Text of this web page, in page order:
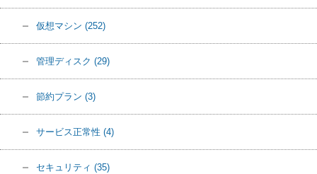
仮想マシン (252)
管理ディスク (29)
節約プラン (3)
サービス正常性 (4)
セキュリティ (35)